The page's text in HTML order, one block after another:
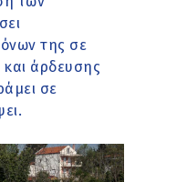
της σε
και άρδευσης
σε